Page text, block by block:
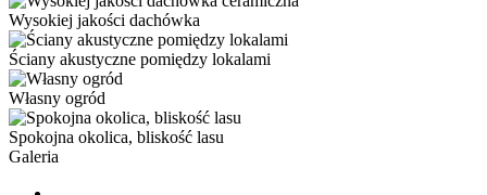
Wysokiej jakości dachówka
Ściany akustyczne pomiędzy lokalami
Własny ogród
Spokojna okolica, bliskość lasu
Galeria